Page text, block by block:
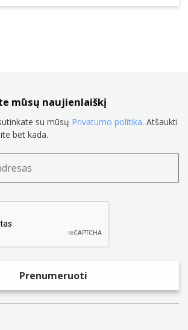
mūsų naujienlaiškį
su mūsų Privatumo politika. Atšaukti
bet kada.